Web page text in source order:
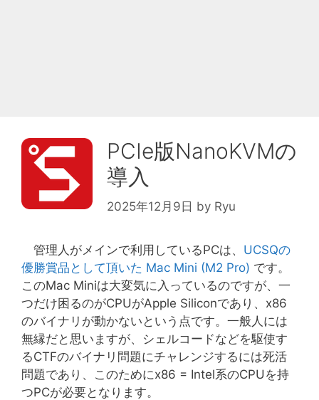
PCIe版NanoKVMの
導入
2025年12月9日 by Ryu
管理人がメインで利用しているPCは、 UCSQの
優勝賞品として頂いた Mac Mini (M2 Pro) です。
このMac Miniは大変気に入っているのですが、一
つだけ困るのがCPUがApple Siliconであり、x86
のバイナリが動かないという点です。一般人には
無縁だと思いますが、シェルコードなどを駆使す
るCTFのバイナリ問題にチャレンジするには死活
問題であり、このためにx86 = Intel系のCPUを持
つPCが必要となります。